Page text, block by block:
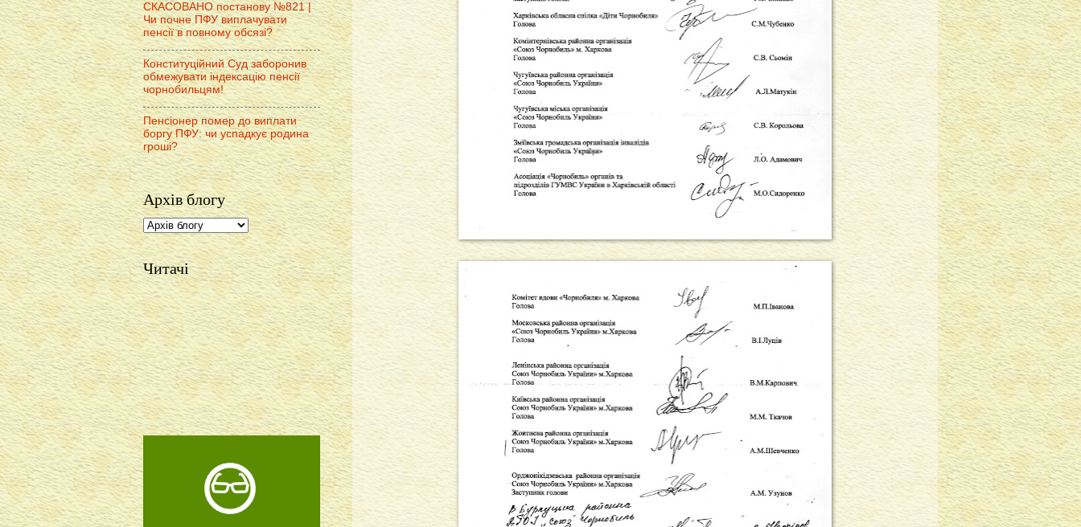
СКАСОВАНО постанову №821 |
Чи почне ПФУ виплачувати
пенсії в повному обсязі?
Конституційний Суд заборонив
обмежувати індексацію пенсії
чорнобильцям!
Пенсіонер помер до виплати
боргу ПФУ: чи успадкує родина
гроші?
Архів блогу
Читачі